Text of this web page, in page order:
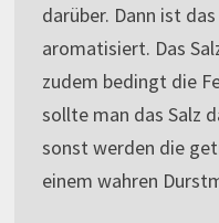
darüber. Dann ist
aromatisiert. Das
zudem bedingt die
sollte man das Salz
sonst werden die
einem wahren